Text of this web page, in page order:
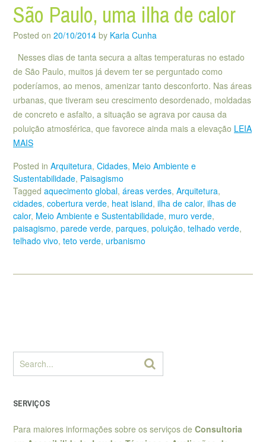
São Paulo, uma ilha de calor
Posted on 20/10/2014 by Karla Cunha
Nesses dias de tanta secura a altas temperaturas no estado
de São Paulo, muitos já devem ter se perguntado como
poderíamos, ao menos, amenizar tanto desconforto. Nas áreas
urbanas, que tiveram seu crescimento desordenado, moldadas
de concreto e asfalto, a situação se agrava por causa da
poluição atmosférica, que favorece ainda mais a elevação LEIA
MAIS
Posted in Arquitetura, Cidades, Meio Ambiente e
Sustentabilidade, Paisagismo
Tagged aquecimento global, áreas verdes, Arquitetura,
cidades, cobertura verde, heat island, ilha de calor, ilhas de
calor, Meio Ambiente e Sustentabilidade, muro verde,
paisagismo, parede verde, parques, poluição, telhado verde,
telhado vivo, teto verde, urbanismo
SERVIÇOS
Para maiores informações sobre os serviços de Consultoria